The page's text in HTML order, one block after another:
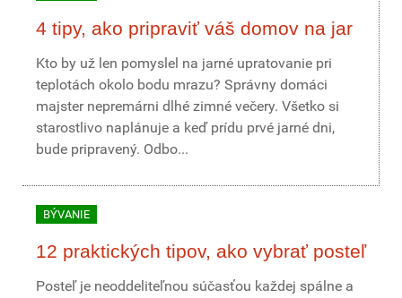
4 tipy, ako pripraviť váš domov na jar
Kto by už len pomyslel na jarné upratovanie pri
teplotách okolo bodu mrazu? Správny domáci
majster nepremárni dlhé zimné večery. Všetko si
starostlivo naplánuje a keď prídu prvé jarné dni,
bude pripravený. Odbo...
BÝVANIE
12 praktických tipov, ako vybrať posteľ
Posteľ je neoddeliteľnou súčasťou každej spálne a